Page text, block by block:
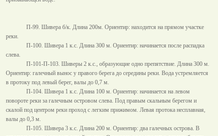
П-99. Шивера б/к. Длина 200м. Ориентир: находится на прямом участке
реки.
П-100. Шивера 1 к.с. Длина 300 м. Ориентир: начинается после распадка
слева.
П-101-П-103. Шиверы 2 к.с., образующие одно препятствие. Длина 300 м.
Ориентир: галечный вынос у правого берега до середины реки. Вода устремляется
в протоку под левый берег, валы до 0,7 м.
П-104. Шивера 1 к.с. Длина 100 м. Ориентир: начинается на левом
повороте реки за галечным островом слева. Под правым скальным берегом и
скалой под центром реки проход с легким прижимом. Левая протока несплавная,
валы до 0,3 м.
П-105. Шивера 3 к.с. Длина 200 м. Ориентир: два галечных острова. В